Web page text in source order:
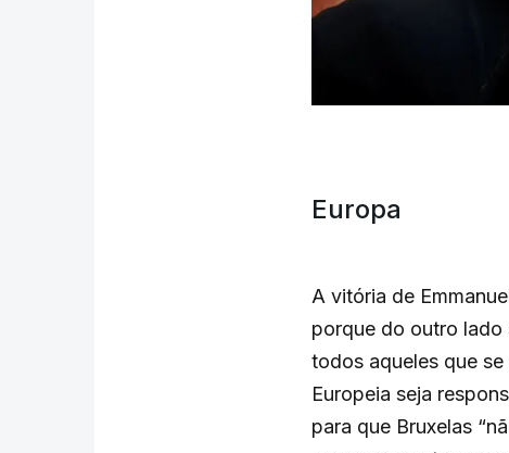
Europa
A vitória de
porque do outro lado
todos aqueles que
Europeia seja
para que Bruxelas